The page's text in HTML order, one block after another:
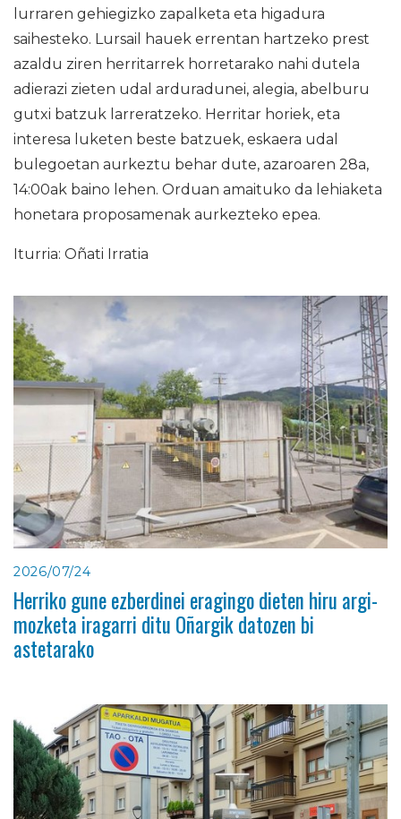
lurraren gehiegizko zapalketa eta higadura
saihesteko. Lursail hauek errentan hartzeko prest
azaldu ziren herritarrek horretarako nahi dutela
adierazi zieten udal arduradunei, alegia, abelburu
gutxi batzuk larreratzeko. Herritar horiek, eta
interesa luketen beste batzuek, eskaera udal
bulegoetan aurkeztu behar dute, azaroaren 28a,
14:00ak baino lehen. Orduan amaituko da lehiaketa
honetara proposamenak aurkezteko epea.
Iturria: Oñati Irratia
2026/07/24
Herriko gune ezberdinei eragingo dieten hiru argi-
mozketa iragarri ditu Oñargik datozen bi
astetarako